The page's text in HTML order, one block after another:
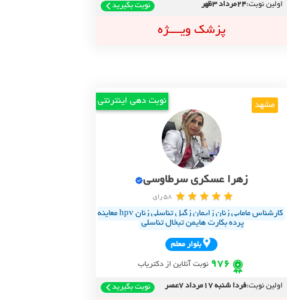
اولین نوبت:24مرداد 3ظهر نوبت بگیرید
پزشک ویــــژه
مشهد نوبت دهی اینترنتی
زهرا عسکری سرطاوسی
58 رای
کارشناس مامایی زنان زایمان زگیل تناسلی زنان hpv معاینه
پرده بکارت هایمن تبخال تناسلی
بلوار معلم
976 نوبت آنلاین از دکتریاب
اولین نوبت:فردا شنبه 17مرداد 7عصر نوبت بگیرید